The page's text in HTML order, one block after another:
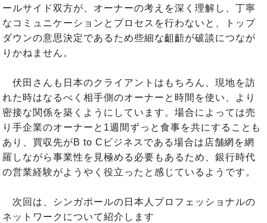
ールサイド双方が、オーナーの考えを深く理解し、丁寧
なコミュニケーションとプロセスを行わないと、トップ
ダウンの意思決定であるため些細な齟齬が破談につなが
りかねません。
伏田さんも日本のクライアントはもちろん、現地を訪
れた時はなるべく相手側のオーナーと時間を使い、より
密接な関係を築くようにしています。場合によっては売
り手企業のオーナーと1週間ずっと食事を共にすることも
あり、買収先がB to Cビジネスである場合は店舗網を網
羅しながら事業性を見極める必要もあるため、銀行時代
の営業経験がようやく役立ったと感じているようです。
次回は、シンガポールの日本人プロフェッショナルの
ネットワークについて紹介します